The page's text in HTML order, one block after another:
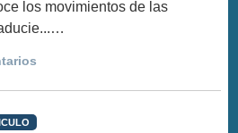
los movimientos de las